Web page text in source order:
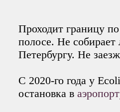
Проходит границу
полосе. Не
Петербургу. Не
C 2020-го года у
остановка в